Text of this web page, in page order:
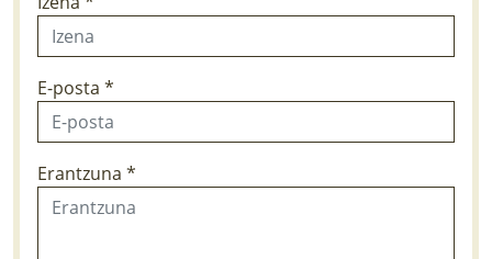
E-posta *
Erantzuna *